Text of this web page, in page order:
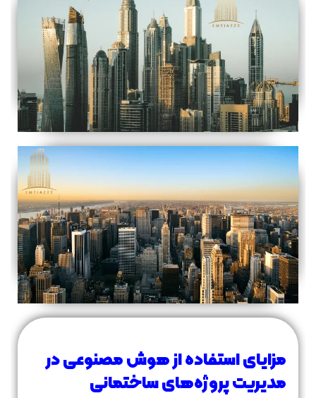
مزایای استفاده از هوش مصنوعی در
مدیریت پروژه‌های ساختمانی